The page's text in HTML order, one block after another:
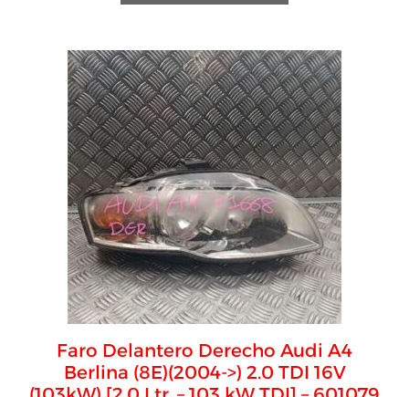
Faro Delantero Derecho Audi A4
Berlina (8E)(2004->) 2.0 TDI 16V